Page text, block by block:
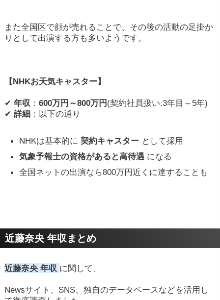
また全国区で顔が売れることで、その後の活動の足掛か
りとして出演する方も多いようです。
【NHKお天気キャスター】
✔ 年収 ： 600万円～800万円 (契約社員扱い.3年目～5年)
✔ 詳細 ：以下の通り
NHKは基本的に 契約キャスター として採用
気象予報士の資格があると高待遇 になる
全国ネットの出演なら800万円近くに達することも
近藤奈央 年収まとめ
近藤奈央 年収 に関して、
Newsサイト、SNS、独自のデータベースなどを活用し